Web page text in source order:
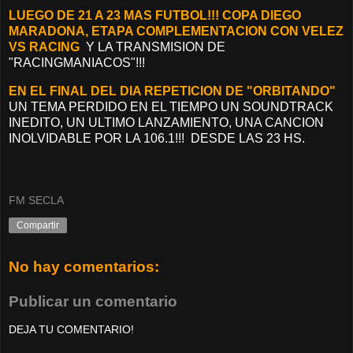
LUEGO DE 21 A 23 MAS FUTBOL!!! COPA DIEGO
MARADONA, ETAPA COMPLEMENTACION CON VELEZ
VS RACING Y LA TRANSMISION DE
"RACINGMANIACOS"!!!
EN EL FINAL DEL DIA REPETICION DE "ORBITANDO"
UN TEMA PERDIDO EN EL TIEMPO UN SOUNDTRACK
INEDITO, UN ULTIMO LANZAMIENTO, UNA CANCION
INOLVIDABLE POR LA 106.1!!! DESDE LAS 23 HS.
FM SECLA
Compartir
No hay comentarios:
Publicar un comentario
DEJA TU COMENTARIO!